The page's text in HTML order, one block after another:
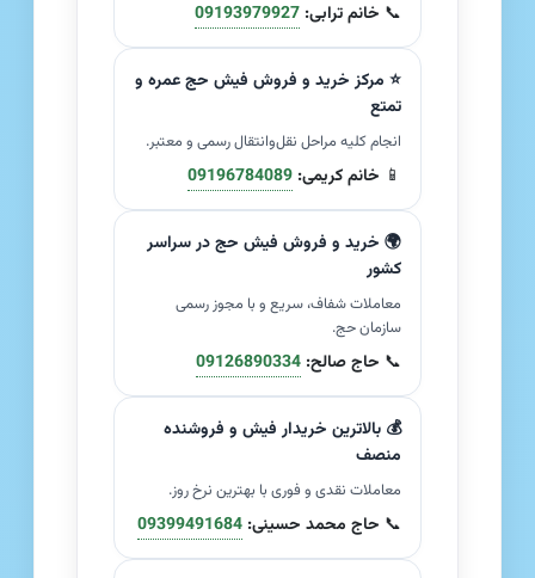
📞 خانم ترابی: 09193979927
⭐ مرکز خرید و فروش فیش حج عمره و
تمتع
انجام کلیه مراحل نقل‌وانتقال رسمی و معتبر.
📱 خانم کریمی: 09196784089
🌍 خرید و فروش فیش حج در سراسر
کشور
معاملات شفاف، سریع و با مجوز رسمی
سازمان حج.
📞 حاج صالح: 09126890334
💰 بالاترین خریدار فیش و فروشنده
منصف
معاملات نقدی و فوری با بهترین نرخ روز.
📞 حاج محمد حسینی: 09399491684